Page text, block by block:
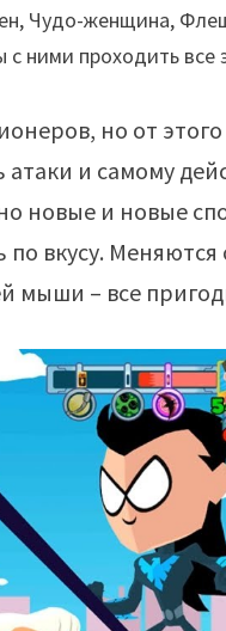
Чудо-женщина,
с ними проходить
но от
и самому
новые и новые
вкусу. Меняются
мыши – все